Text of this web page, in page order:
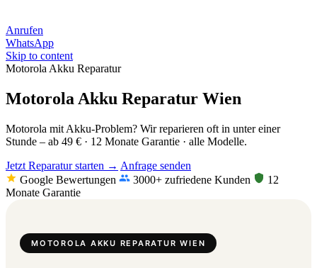
Anrufen
WhatsApp
Skip to content
Motorola Akku Reparatur
Motorola Akku Reparatur Wien
Motorola mit Akku-Problem? Wir reparieren oft in unter einer
Stunde – ab 49 € · 12 Monate Garantie · alle Modelle.
Jetzt Reparatur starten → Anfrage senden
Google Bewertungen
3000+ zufriedene Kunden
12
Monate Garantie
MOTOROLA AKKU REPARATUR WIEN